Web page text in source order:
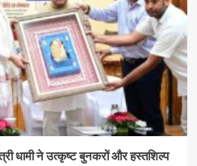
धामी ने उत्कृष्ट बुनकरों और हस्तशिल्प